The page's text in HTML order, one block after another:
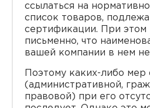
ссылаться на
список товаров,
сертификации. При этом
письменно, что
вашей компании в нем
Поэтому каких-либо мер
(административной,
правовой) при его